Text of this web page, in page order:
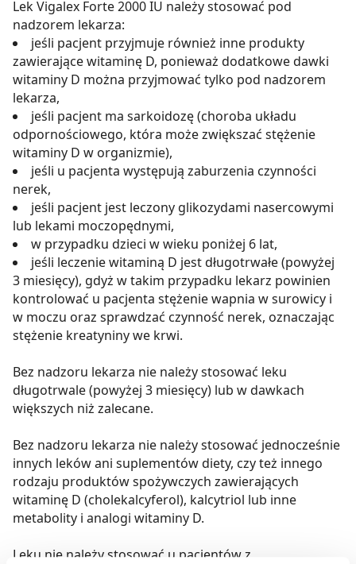
Lek Vigalex Forte 2000 IU należy stosować pod
nadzorem lekarza:
jeśli pacjent przyjmuje również inne produkty
zawierające witaminę D, ponieważ dodatkowe dawki
witaminy D można przyjmować tylko pod nadzorem
lekarza,
jeśli pacjent ma sarkoidozę (choroba układu
odpornościowego, która może zwiększać stężenie
witaminy D w organizmie),
jeśli u pacjenta występują zaburzenia czynności
nerek,
jeśli pacjent jest leczony glikozydami nasercowymi
lub lekami moczopędnymi,
w przypadku dzieci w wieku poniżej 6 lat,
jeśli leczenie witaminą D jest długotrwałe (powyżej
3 miesięcy), gdyż w takim przypadku lekarz powinien
kontrolować u pacjenta stężenie wapnia w surowicy i
w moczu oraz sprawdzać czynność nerek, oznaczając
stężenie kreatyniny we krwi.
Bez nadzoru lekarza nie należy stosować leku
długotrwale (powyżej 3 miesięcy) lub w dawkach
większych niż zalecane.
Bez nadzoru lekarza nie należy stosować jednocześnie
innych leków ani suplementów diety, czy też innego
rodzaju produktów spożywczych zawierających
witaminę D (cholekalcyferol), kalcytriol lub inne
metabolity i analogi witaminy D.
Leku nie należy stosować u pacjentów z